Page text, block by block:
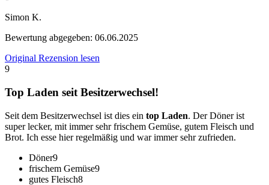
Simon K.
Bewertung abgegeben: 06.06.2025
Original Rezension lesen
9
Top Laden seit Besitzerwechsel!
Seit dem Besitzerwechsel ist dies ein top Laden. Der Döner ist
super lecker, mit immer sehr frischem Gemüse, gutem Fleisch und
Brot. Ich esse hier regelmäßig und war immer sehr zufrieden.
Döner9
frischem Gemüse9
gutes Fleisch8